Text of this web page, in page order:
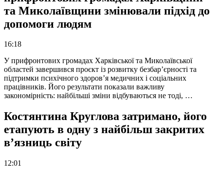
та Миколаївщини змінювали підхід до
допомоги людям
16:18
У прифронтових громадах Харківської та Миколаївської
областей завершився проєкт із розвитку безбар’єрності та
підтримки психічного здоров’я медичних і соціальних
працівників. Його результати показали важливу
закономірність: найбільші зміни відбуваються не тоді, …
Костянтина Круглова затримано, його
етапують в одну з найбільш закритих
в’язниць світу
12:01